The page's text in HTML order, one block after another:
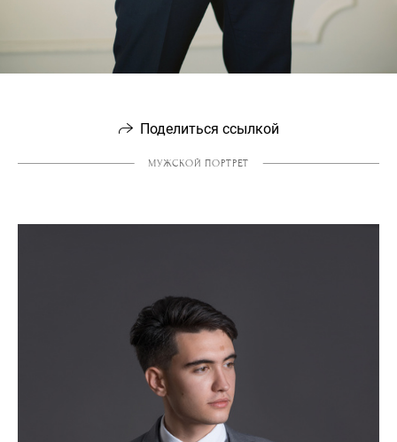
Поделиться ссылкой
МУЖСКОЙ ПОРТРЕТ